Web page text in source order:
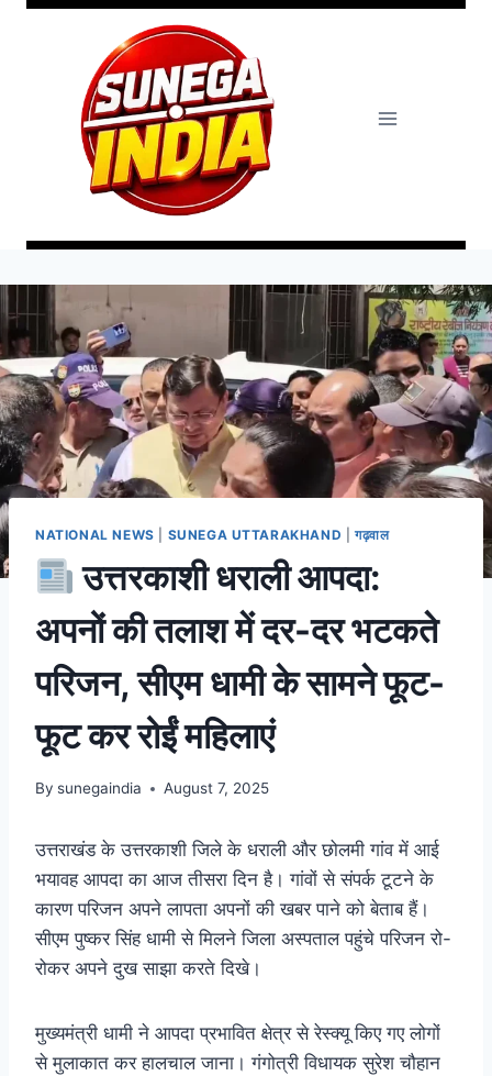
NATIONAL NEWS SUNEGA UTTARAKHAND |गढ़वाल
उत्तरकाशी धराली आपदा:
अपनों की तलाश में दर-दर भटकते
परिजन, सीएम धामी के सामने फूट-
फूट कर रोईं महिलाएं
By sunegaindia August 7, 2025
उत्तराखंड के उत्तरकाशी जिले के धराली और छोलमी गांव में आई
भयावह आपदा का आज तीसरा दिन है। गांवों से संपर्क टूटने के
कारण परिजन अपने लापता अपनों की खबर पाने को बेताब हैं।
सीएम पुष्कर सिंह धामी से मिलने जिला अस्पताल पहुंचे परिजन रो-
रोकर अपने दुख साझा करते दिखे।
मुख्यमंत्री धामी ने आपदा प्रभावित क्षेत्र से रेस्क्यू किए गए लोगों
से मुलाकात कर हालचाल जाना। गंगोत्री विधायक सुरेश चौहान